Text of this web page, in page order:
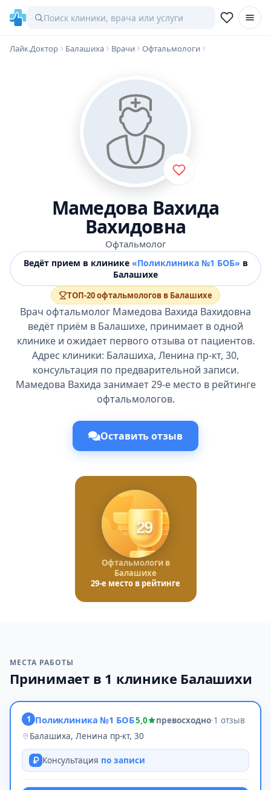
Лайк.Доктор Балашиха Врачи Офтальмологи
Мамедова Вахида
Вахидовна
Офтальмолог
Ведёт прием в клинике «Поликлиника №1 БОБ» в
Балашихе
ТОП-20 офтальмологов в Балашихе
Врач офтальмолог Мамедова Вахида Вахидовна
ведёт приём в Балашихе, принимает в одной
клинике и ожидает первого отзыва от пациентов.
Адрес клиники: Балашиха, Ленина пр-кт, 30,
консультация по предварительной записи.
Мамедова Вахида занимает 29-е место в рейтинге
офтальмологов.
Оставить отзыв
29
Офтальмологи в
Балашихе
29-е место в рейтинге
МЕСТА РАБОТЫ
Принимает в 1 клинике Балашихи
1 Поликлиника №1 БОБ5,0 превосходно·1 отзыв
Балашиха, Ленина пр-кт, 30
Консультация по записи